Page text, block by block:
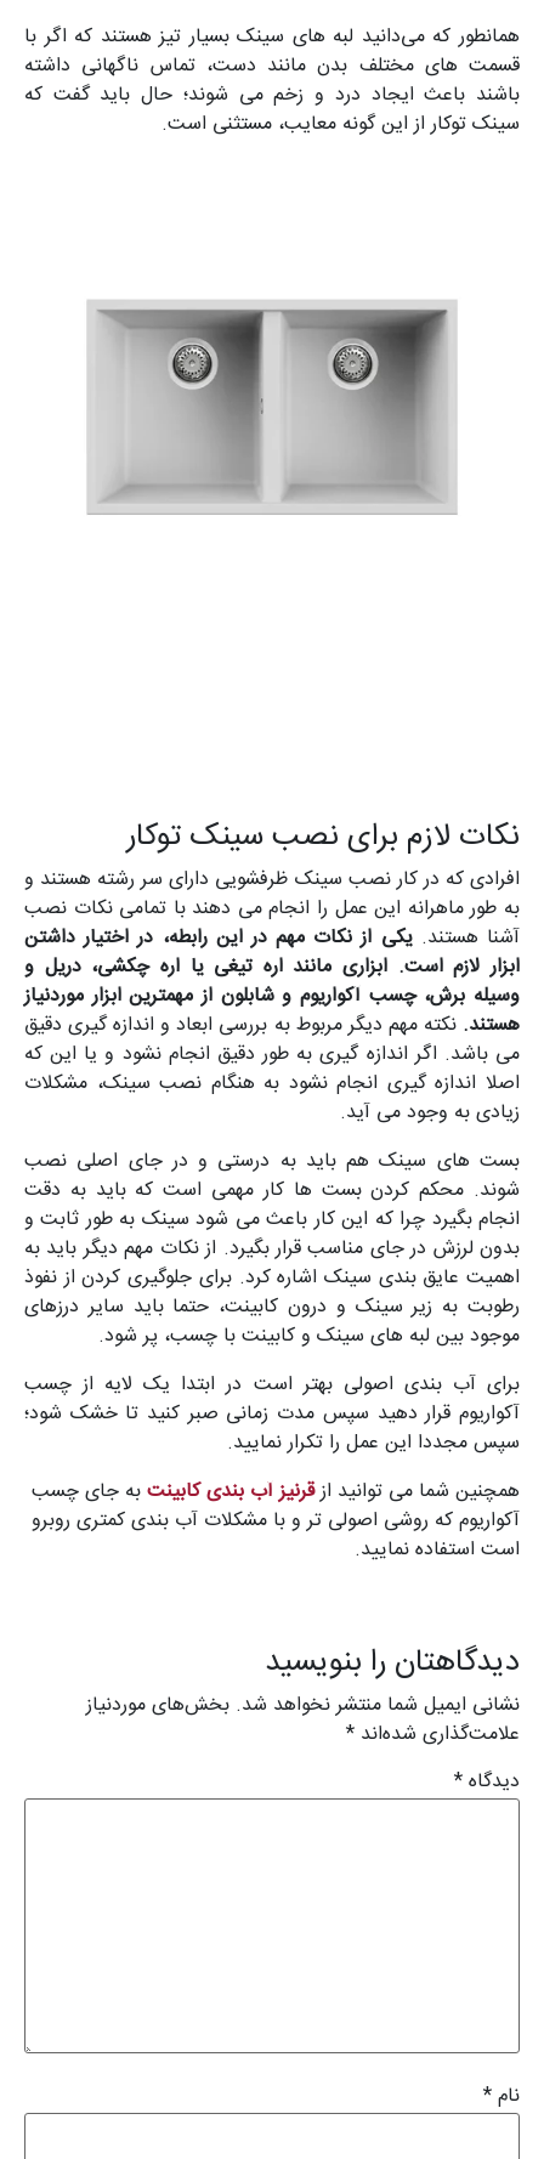
همانطور که می‌دانید لبه‌ های سینک بسیار تیز هستند که اگر با
قسمت‌ های مختلف بدن مانند دست، تماس ناگهانی داشته
باشند باعث ایجاد درد و زخم می شوند؛ حال باید گفت که
سینک توکار از این گونه معایب، مستثنی است.
نکات لازم برای نصب سینک توکار
افرادی که در کار نصب سینک ظرفشویی دارای سر رشته هستند و
به طور ماهرانه این عمل را انجام می دهند با تمامی نکات نصب
آشنا هستند.یکی از نکات مهم در این رابطه، در اختیار داشتن
ابزار لازم است. ابزاری مانند اره تیغی یا اره چکشی، دریل و
وسیله برش، چسب آکواریوم و شابلون از مهمترین ابزار موردنیاز
هستند. نکته مهم دیگر مربوط به بررسی ابعاد و اندازه گیری دقیق
می باشد. اگر اندازه گیری به طور دقیق انجام نشود و یا این که
اصلا اندازه گیری انجام نشود به هنگام نصب سینک، مشکلات
زیادی به وجود می آید.
بست های سینک هم باید به درستی و در جای اصلی نصب
شوند. محکم کردن بست ها کار مهمی است که باید به دقت
انجام بگیرد چرا که این کار باعث می شود سینک به طور ثابت و
بدون لرزش در جای مناسب قرار بگیرد. از نکات مهم دیگر باید به
اهمیت عایق بندی سینک اشاره کرد. برای جلوگیری کردن از نفوذ
رطوبت به زیر سینک و درون کابینت، حتما باید سایر درزهای
موجود بین لبه های سینک و کابینت با چسب، پر شود.
برای آب بندی اصولی بهتر است در ابتدا یک لایه از چسب
آکواریوم قرار دهید سپس مدت زمانی صبر کنید تا خشک شود؛
سپس مجددا این عمل را تکرار نمایید.
همچنین شما می توانید ازقرنیز آب بندی کابینتبه جای چسب
آکواریوم که روشی اصولی تر و با مشکلات آب بندی کمتری روبرو
است استفاده نمایید.
دیدگاهتان را بنویسید
نشانی ایمیل شما منتشر نخواهد شد. بخش‌های موردنیاز
علامت‌گذاری شده‌اند *
دیدگاه*
نام*